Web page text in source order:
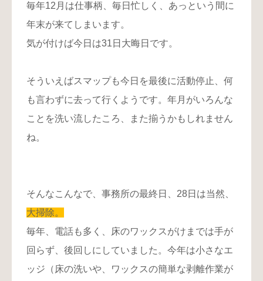
い
毎年12月は仕事柄、毎日忙しく、あっという間に
年末が来てしまいます。
気が付けば今日は31日大晦日です。
そういえばスマップも今日を最後に活動停止、何
も言わずに去って行くようです。年月がいろんな
ことを洗い流したころ、また揃うかもしれません
ね。
そんなこんなで、事務所の最終日、28日は当然、
大掃除。
毎年、電話も多く、床のワックスがけまでは手が
回らず、後回しにしていました。今年は小さなエ
ッジ（床の洗いや、ワックスの簡単な剥離作業が